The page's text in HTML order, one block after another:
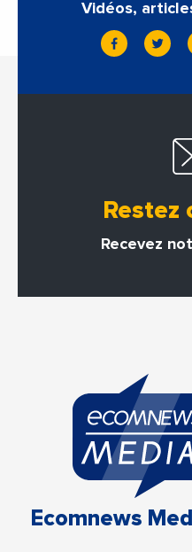
Vidéos,
Restez
Recevez
Ecomnews